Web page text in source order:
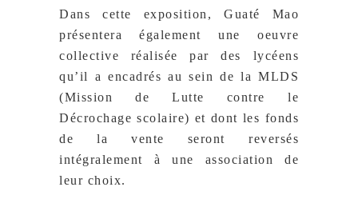
Dans cette exposition, Guaté Mao
présentera également une oeuvre
collective réalisée par des lycéens
qu’il a encadrés au sein de la MLDS
(Mission de Lutte contre le
Décrochage scolaire) et dont les fonds
de la vente seront reversés
intégralement à une association de
leur choix.